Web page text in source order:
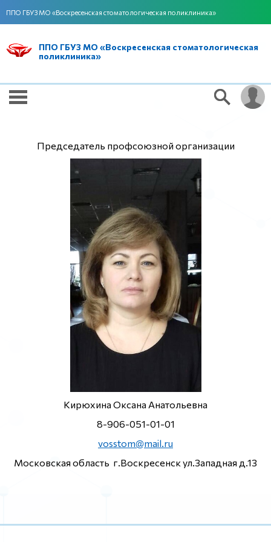
ППО ГБУЗ МО «Воскресенская стоматологическая поликлиника»
ППО ГБУЗ МО «Воскресенская стоматологическая
поликлиника»
Председатель профсоюзной организации
Кирюхина Оксана Анатольевна
8-906-051-01-01
vosstom@mail.ru
Московская область г.Воскресенск ул.Западная д.13